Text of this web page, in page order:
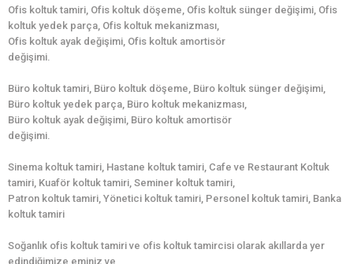
Ofis koltuk tamiri, Ofis koltuk döşeme, Ofis koltuk sünger değişimi, Ofis
koltuk yedek parça, Ofis koltuk mekanizması,
Ofis koltuk ayak değişimi, Ofis koltuk amortisör
değişimi.
Büro koltuk tamiri, Büro koltuk döşeme, Büro koltuk sünger değişimi,
Büro koltuk yedek parça, Büro koltuk mekanizması,
Büro koltuk ayak değişimi, Büro koltuk amortisör
değişimi.
Sinema koltuk tamiri, Hastane koltuk tamiri, Cafe ve Restaurant Koltuk
tamiri, Kuaför koltuk tamiri, Seminer koltuk tamiri,
Patron koltuk tamiri, Yönetici koltuk tamiri, Personel koltuk tamiri, Banka
koltuk tamiri
Soğanlık ofis koltuk tamiri ve ofis koltuk tamircisi olarak akıllarda yer
edindiğimize eminiz ve